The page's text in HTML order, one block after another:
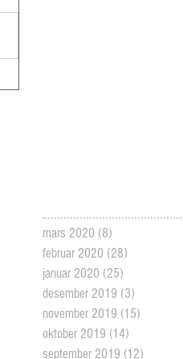
mars 2020 (8)
februar 2020 (28)
januar 2020 (25)
desember 2019 (3)
november 2019 (15)
oktober 2019 (14)
september 2019 (12)